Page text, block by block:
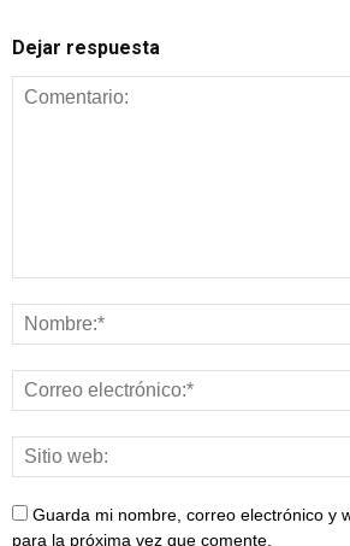
Dejar respuesta
Guarda mi nombre, correo electrónico y
para la próxima vez que comente.